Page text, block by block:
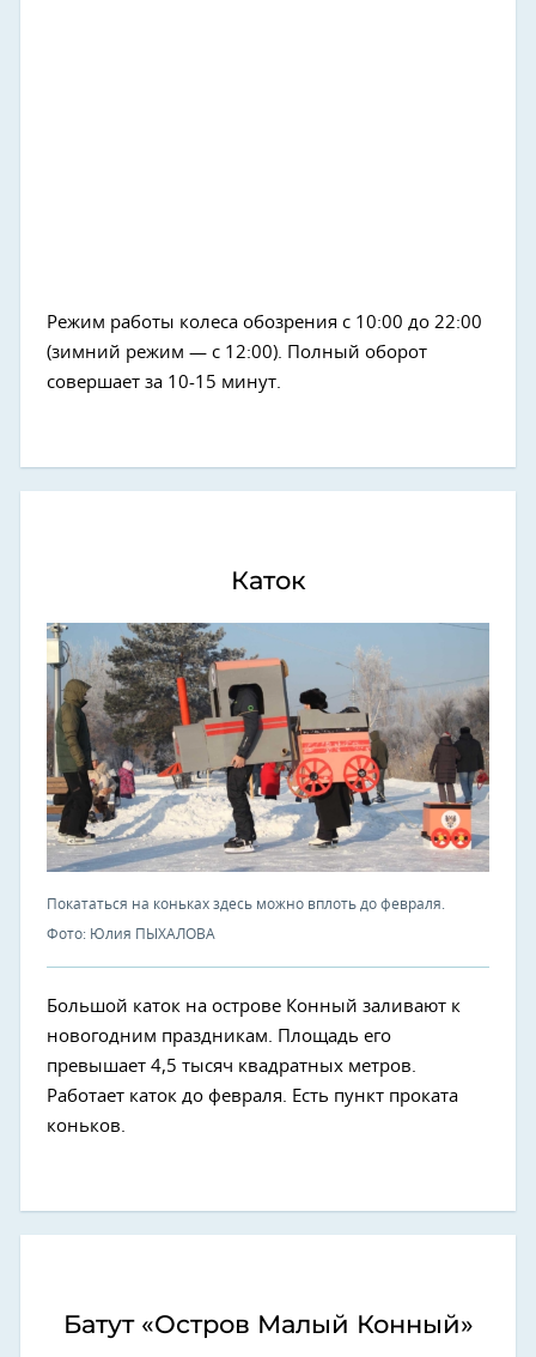
Режим работы колеса обозрения с 10:00 до 22:00
(зимний режим — с 12:00). Полный оборот
совершает за 10-15 минут.
Каток
Покататься на коньках здесь можно вплоть до февраля.
Фото: Юлия ПЫХАЛОВА
Большой каток на острове Конный заливают к
новогодним праздникам. Площадь его
превышает 4,5 тысяч квадратных метров.
Работает каток до февраля. Есть пункт проката
коньков.
Батут «Остров Малый Конный»